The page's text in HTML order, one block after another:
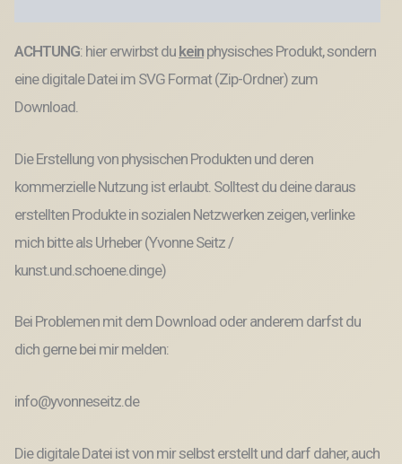
ACHTUNG: hier erwirbst du kein physisches Produkt, sondern
eine digitale Datei im SVG Format (Zip-Ordner) zum
Download.
Die Erstellung von physischen Produkten und deren
kommerzielle Nutzung ist erlaubt. Solltest du deine daraus
erstellten Produkte in sozialen Netzwerken zeigen, verlinke
mich bitte als Urheber (Yvonne Seitz /
kunst.und.schoene.dinge)
Bei Problemen mit dem Download oder anderem darfst du
dich gerne bei mir melden:
info@yvonneseitz.de
Die digitale Datei ist von mir selbst erstellt und darf daher, auch